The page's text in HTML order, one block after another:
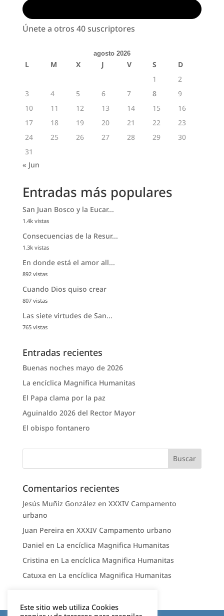
Únete a otros 40 suscriptores
agosto 2026
L M X J V S
D
1
2
3
4 5 6 7 8
9
10
11 12 13 14 15
16
17
18 19 20 21 22
23
24
25 26 27 28 29
30
31
« Jun
Entradas más populares
San Juan Bosco y la Eucar...
1.4k vistas
Consecuencias de la Resur...
1.3k vistas
En donde está el amor all...
892 vistas
Cuando Dios quiso crear
807 vistas
Las siete virtudes de San...
765 vistas
Entradas recientes
Buenas noches mayo de 2026
La encíclica Magnifica Humanitas
El Papa clama por la paz
Aguinaldo 2026 del Rector Mayor
El obispo fontanero
Comentarios recientes
Jesús Muñiz González en XXXIV Campamento
urbano
Juan Pereira en XXXIV Campamento urbano
Daniel en La encíclica Magnifica Humanitas
Cristina en La encíclica Magnifica Humanitas
Catuxa en La encíclica Magnifica Humanitas
Este sitio web utiliza Cookies